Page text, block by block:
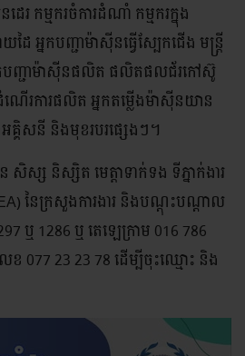
េរ កម្មករចំការដំណាំ កម្មករក្នុង
ដៃ អ្នកបញ្ជាម៉ាស៊ីនធ្វើស្បែកជើង មន្រ្តី
កបញ្ជាម៉ាស៊ីនផលិត ផលិតផលជ័រកៅស៊ូ
ណើរការផលិត អ្នកតម្លើងម៉ាស៊ីនយាន
អគ្គិសនី និងមុខរបរផ្សេងៗ។
សិស្ស និស្សិត មេត្តាទាក់ទង ទីភ្នាក់ងារ
នៃក្រសួងការងារ និងបណ្ដុះបណ្ដាល
ឬ 1286 ឬ តេឡេក្រាម 016 786
ខ 077 23 23 78 ដើម្បីចុះឈ្មោះ និង